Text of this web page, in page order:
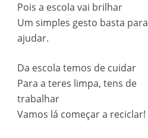
Pois a escola vai brilhar
Um simples gesto basta para
ajudar.
Da escola temos de cuidar
Para a teres limpa, tens de
trabalhar
Vamos lá começar a reciclar!